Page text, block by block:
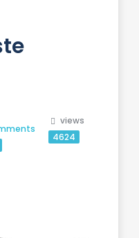
views
4624